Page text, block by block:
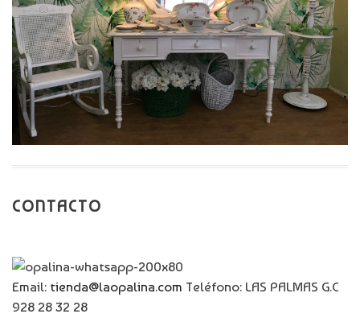
CONTACTO
Email: tienda@laopalina.com Teléfono: LAS PALMAS G.C
928 28 32 28